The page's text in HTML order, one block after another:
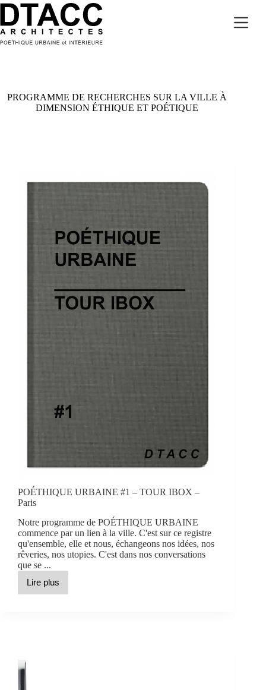
Passer
contenu
PROGRAMME DE RECHERCHES SUR LA VILLE À
DIMENSION ÉTHIQUE ET POÉTIQUE
POÉTHIQUE URBAINE #1 – TOUR IBOX –
Paris
Notre programme de POÉTHIQUE URBAINE
commence par un lien à la ville. C'est sur ce registre
qu'ensemble, elle et nous, échangeons nos idées, nos
rêveries, nos utopies. C'est dans nos conversations
que se ...
Lire plus